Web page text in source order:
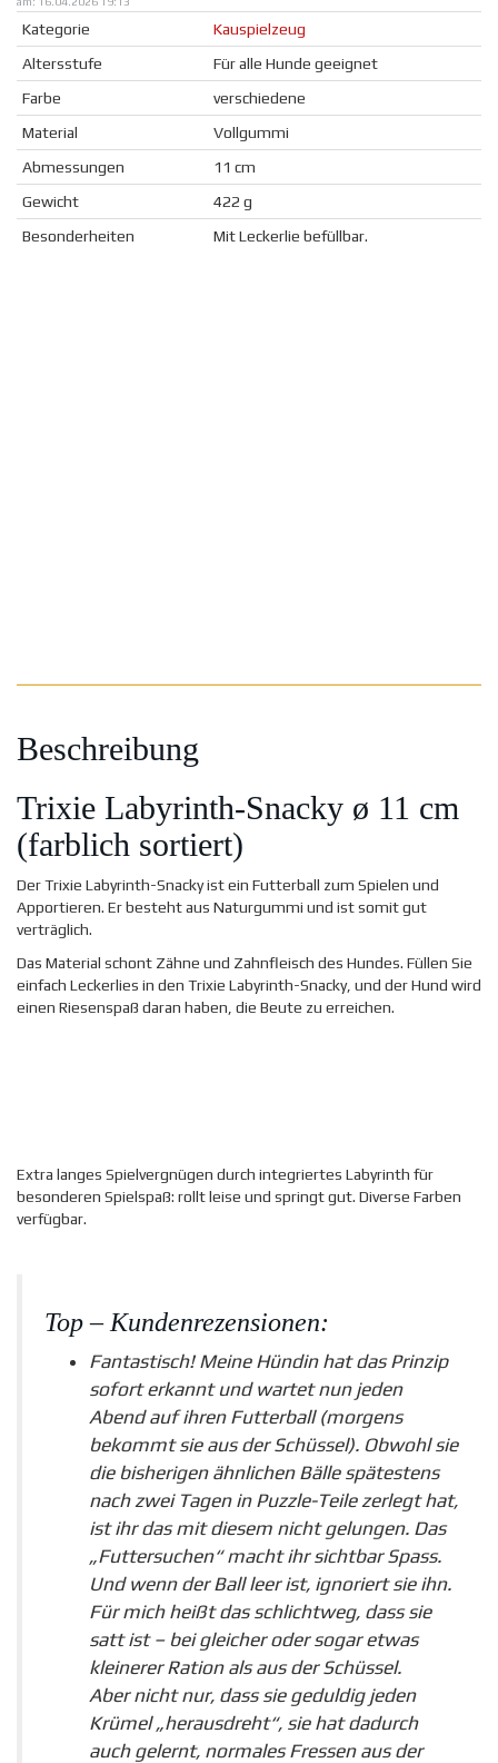
Kategorie
Kauspielzeug
Altersstufe
Für alle Hunde geeignet
Farbe
verschiedene
Material
Vollgummi
Abmessungen
11 cm
Gewicht
422 g
Besonderheiten
Mit Leckerlie befüllbar.
Beschreibung
Trixie Labyrinth-Snacky ø 11 cm
(farblich sortiert)
Der Trixie Labyrinth-Snacky ist ein Futterball zum Spielen und
Apportieren. Er besteht aus Naturgummi und ist somit gut
verträglich.
Das Material schont Zähne und Zahnfleisch des Hundes. Füllen Sie
einfach Leckerlies in den Trixie Labyrinth-Snacky, und der Hund wird
einen Riesenspaß daran haben, die Beute zu erreichen.
Extra langes Spielvergnügen durch integriertes Labyrinth für
besonderen Spielspaß: rollt leise und springt gut. Diverse Farben
verfügbar.
Top – Kundenrezensionen:
Fantastisch! Meine Hündin hat das Prinzip
sofort erkannt und wartet nun jeden
Abend auf ihren Futterball (morgens
bekommt sie aus der Schüssel). Obwohl sie
die bisherigen ähnlichen Bälle spätestens
nach zwei Tagen in Puzzle-Teile zerlegt hat,
ist ihr das mit diesem nicht gelungen. Das
„Futtersuchen“ macht ihr sichtbar Spass.
Und wenn der Ball leer ist, ignoriert sie ihn.
Für mich heißt das schlichtweg, dass sie
satt ist – bei gleicher oder sogar etwas
kleinerer Ration als aus der Schüssel.
Aber nicht nur, dass sie geduldig jeden
Krümel „herausdreht“, sie hat dadurch
auch gelernt, normales Fressen aus der